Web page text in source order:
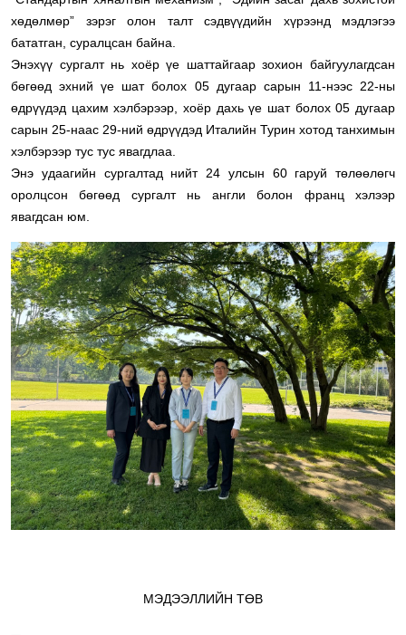
хөдөлмөр” зэрэг олон талт сэдвүүдийн хүрээнд мэдлэгээ
бататган, суралцсан байна.
Энэхүү сургалт нь хоёр үе шаттайгаар зохион байгуулагдсан
бөгөөд эхний үе шат болох 05 дугаар сарын 11-нээс 22-ны
өдрүүдэд цахим хэлбэрээр, хоёр дахь үе шат болох 05 дугаар
сарын 25-наас 29-ний өдрүүдэд Италийн Турин хотод танхимын
хэлбэрээр тус тус явагдлаа.
Энэ удаагийн сургалтад нийт 24 улсын 60 гаруй төлөөлөгч
оролцсон бөгөөд сургалт нь англи болон франц хэлээр
явагдсан юм.
МЭДЭЭЛЛИЙН ТӨВ